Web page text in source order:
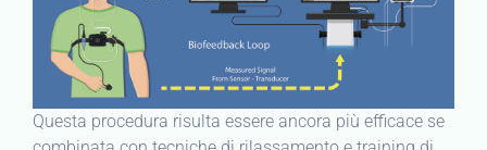
Questa procedura risulta essere ancora più efficace se